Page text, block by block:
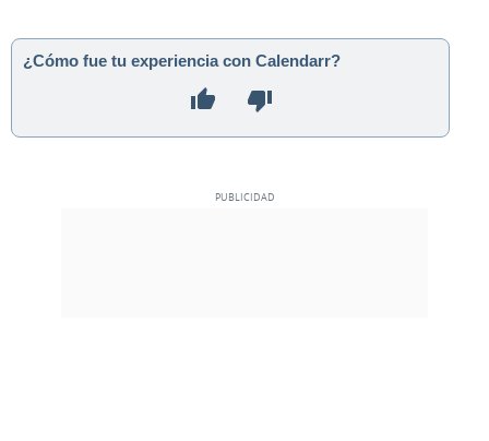
¿Cómo fue tu experiencia con Calendarr?